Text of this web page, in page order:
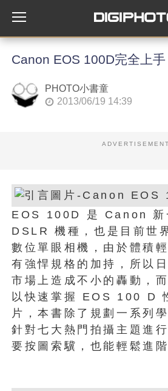
Canon EOS 100D完全上手
PHOTO小書童
2013/06/19 14:39
ADVERTISEMENT
EOS 100D 是 Canon 新
DSLR 機種，也是目前世
數位單眼相機，由於體積
有強悍規格的加持，所以
市場上造成不小的轟動，
以快速掌握 EOS 100 D
片，本書除了規劃一系列
針對七大熱門拍攝主題進
要按圖索驥，也能輕鬆進階